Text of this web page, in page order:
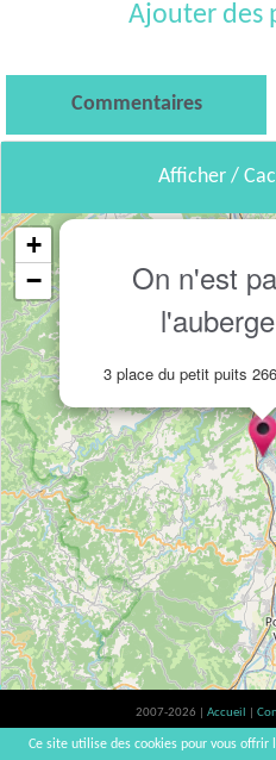
Ajouter des
Commentaires
Afficher /
On n'est
3 place du petit puits
+
−
2007-2026 | Accueil
L'abus d'alcool est dangereux pour la
Ce site utilise des cookies pour vous